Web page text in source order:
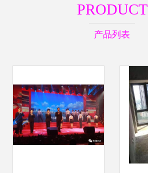
PRODUCT
产品列表